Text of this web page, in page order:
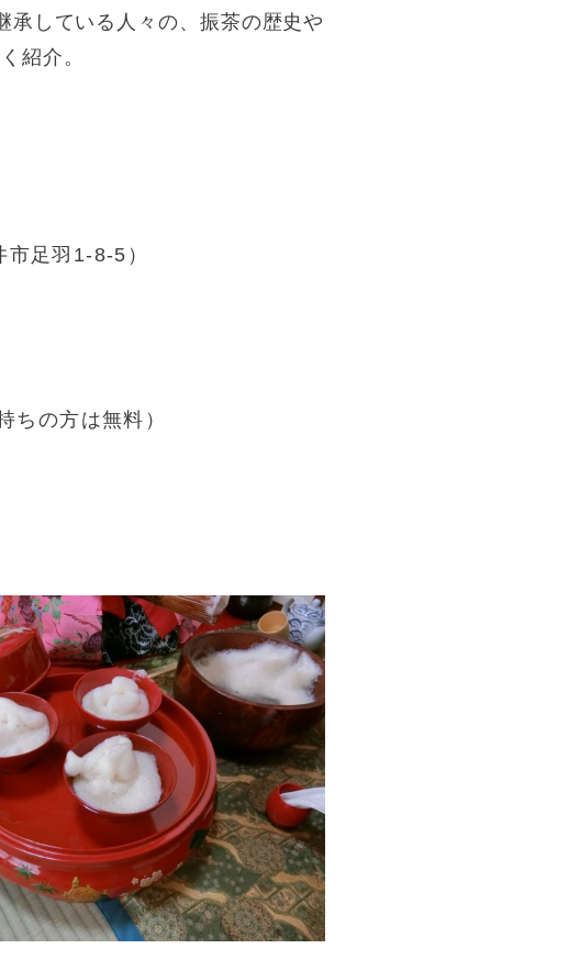
している人々の、振茶の歴史や
紹介。
足羽1-8-5）
ちの方は無料）